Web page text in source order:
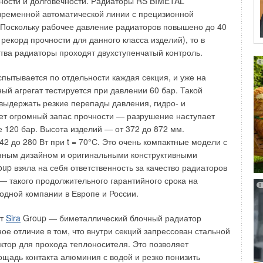
автоматической линии с прецизионной
рабочее давление радиаторов повышено до 40
прочности для данного класса изделий), то в
радиаторы проходят двухступенчатый контроль.
по отдельности каждая секция, и уже на
агрегат тестируется при давлении 60 бар. Такой
резкие перепады давления, гидро- и
огромный запас прочности — разрушение наступает
120 бар. Высота изделий — от 372 до 872 мм.
до 280 Вт при t = 70°С. Это очень компактные модели с
дизайном и оригинальными конструктивными
взяла на себя ответственность за качество радиаторов
такого продолжительного гарантийного срока на
компании в Европе и России.
Sira Group — биметаллический блочный радиатор
отличие в том, что внутри секций запрессован стальной
для прохода теплоносителя. Это позволяет
контакта алюминия с водой и резко понизить
приливов и облоя, гальваническое покрытие,
Фитинги Trakya Dokum из ковкого чугуна
действующих стандартов ISO 49 и EN 10242, а
соответствии с конструктивным символом «А».
фитинги являются соединительными резьбовыми
по ISO 7-1. Внутренние резьбы чугунных фитингов
цилиндрическими, наружные резьбы выполнены
1:16. Резьбовые соединения с цилиндрической
для уплотнений через прокладку или
фитингов из ковкого чугуна Trakya Dokum может быть
и с покрытием по методу горячего оцинкования. Фитинги
для временного предохранения от образования
с нормативом EN 10242, масса цинкового покрытия
500 г/м2, что соответствует средней толщине слоя 70
каждого фитинга производятся в соответствии с
Подразумевается, что испытание производится
давлением 30 бар, что эквивалентно давлению
презентация по DBE — Dynamic Boost Effect (Эффект
проведенная одним из самых опытных
На презентации «Новинки от JAGA – 2004» был
Технических Решений) JAGA — пособие для
специально разработанное техническим
«Терморос» В.В. Бугловым.
деловой части мероприятия стал рассказ
компании А.С. Аршакяна о лучших объектах России,
отопительные приборыJAGA. Гости компании были
объектов, которые удалось сделать
специалистов из проектных институтов, архитектурных
семинара гостей ожидал фуршет и беспроигрышная
каждый гость семинара получил фирменный зонт
счастливчикам удалось выиграть ценный приз.